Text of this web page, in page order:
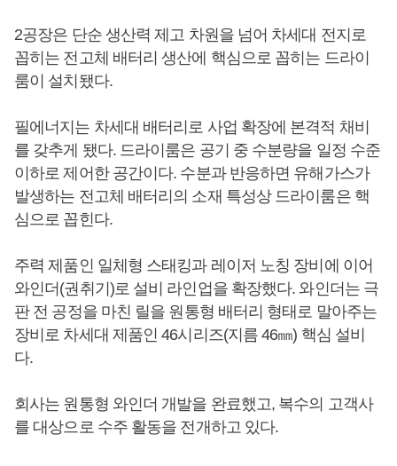
2공장은 단순 생산력 제고 차원을 넘어 차세대 전지로
꼽히는 전고체 배터리 생산에 핵심으로 꼽히는 드라이
룸이 설치됐다.
필에너지는 차세대 배터리로 사업 확장에 본격적 채비
를 갖추게 됐다. 드라이룸은 공기 중 수분량을 일정 수준
이하로 제어한 공간이다. 수분과 반응하면 유해가스가
발생하는 전고체 배터리의 소재 특성상 드라이룸은 핵
심으로 꼽힌다.
주력 제품인 일체형 스태킹과 레이저 노칭 장비에 이어
와인더(권취기)로 설비 라인업을 확장했다. 와인더는 극
판 전 공정을 마친 릴을 원통형 배터리 형태로 말아주는
장비로 차세대 제품인 46시리즈(지름 46㎜) 핵심 설비
다.
회사는 원통형 와인더 개발을 완료했고, 복수의 고객사
를 대상으로 수주 활동을 전개하고 있다.